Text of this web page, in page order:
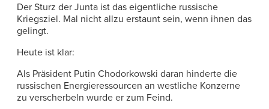
Der Sturz der Junta ist das eigentliche russische
Kriegsziel. Mal nicht allzu erstaunt sein, wenn ihnen das
gelingt.
Heute ist klar:
Als Präsident Putin Chodorkowski daran hinderte die
russischen Energieressourcen an westliche Konzerne
zu verscherbeln wurde er zum Feind.